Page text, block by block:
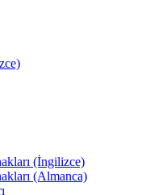
(İngilizce)
(Almanca)